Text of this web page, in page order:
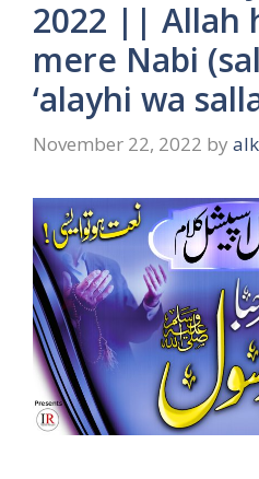
2022 || Allah
mere Nabi
‘alayhi wa
November 22, 2022 by